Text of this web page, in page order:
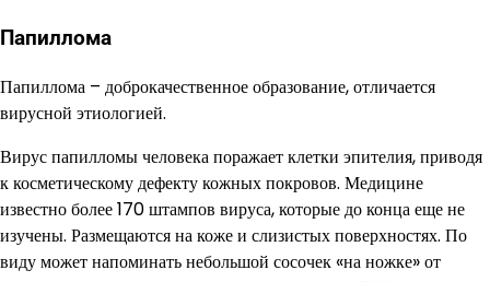
Папиллома
Папиллома – доброкачественное образование, отличается
вирусной этиологией.
Вирус папилломы человека поражает клетки эпителия, приводя
к косметическому дефекту кожных покровов. Медицине
известно более 170 штампов вируса, которые до конца еще не
изучены. Размещаются на коже и слизистых поверхностях. По
виду может напоминать небольшой сосочек «на ножке» от